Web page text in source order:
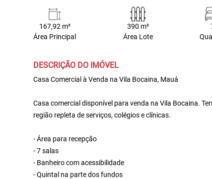
167,92 m²
Área Principal
390 m²
Área Lote
DESCRIÇÃO DO IMÓVEL
Casa Comercial à Venda na Vila Bocaina, Mauá
Casa comercial disponível para venda na Vila Bocaina.
região repleta de serviços, colégios e clínicas.
- Área para recepção
- 7 salas
- Banheiro com acessibilidade
- Quintal na parte dos fundos